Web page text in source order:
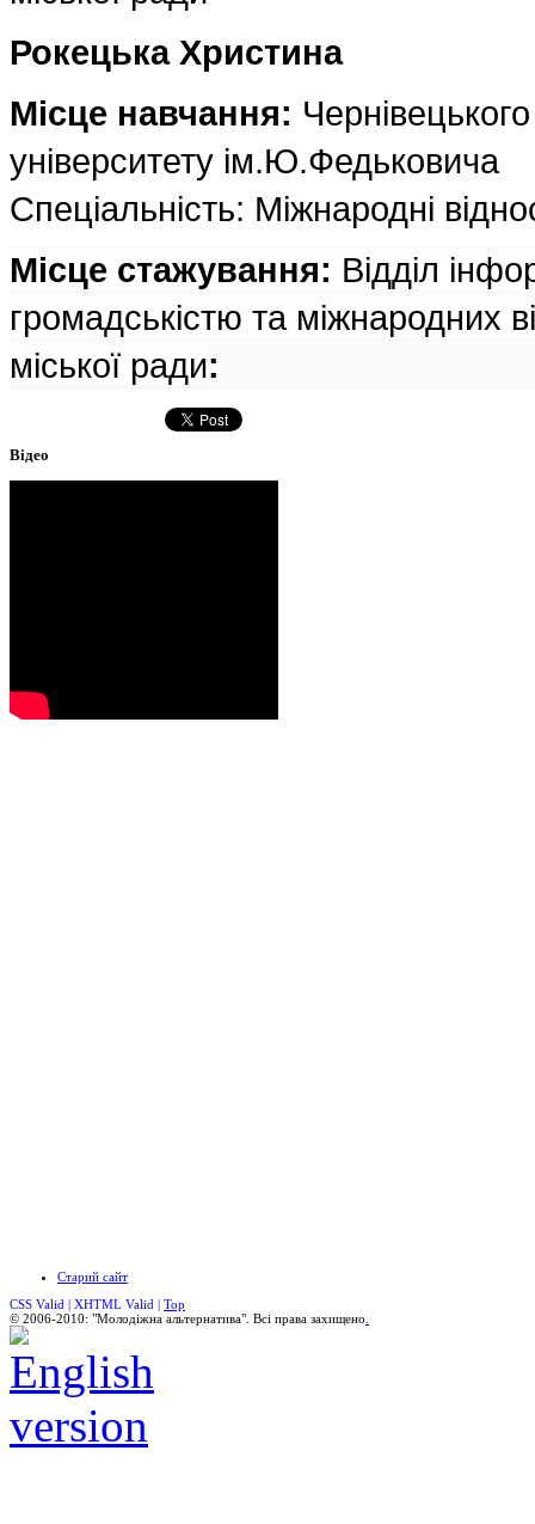
Рокецька Христина
Місце навчання:
університету ім.Ю.Федьковича
Спеціальність: Міжнародні
Місце стажування: Відділ
громадськістю та міжнародних
міської ради:
Відео
Старий сайт
CSS Valid | XHTML Valid | Top
© 2006-2010: "Молодіжна альтернатива". Всі права захищено